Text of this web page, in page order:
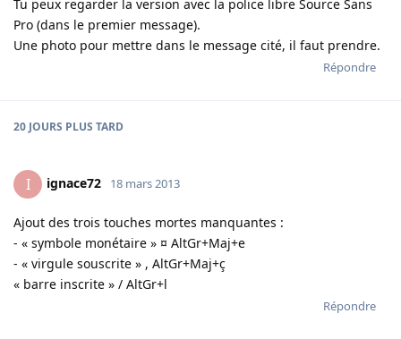
Tu peux regarder la version avec la police libre Source Sans
Pro (dans le premier message).
Une photo pour mettre dans le message cité, il faut prendre.
Répondre
20 JOURS PLUS TARD
I ignace72 18 mars 2013
Ajout des trois touches mortes manquantes :
- « symbole monétaire » ¤ AltGr+Maj+e
- « virgule souscrite » , AltGr+Maj+ç
« barre inscrite » / AltGr+l
Répondre